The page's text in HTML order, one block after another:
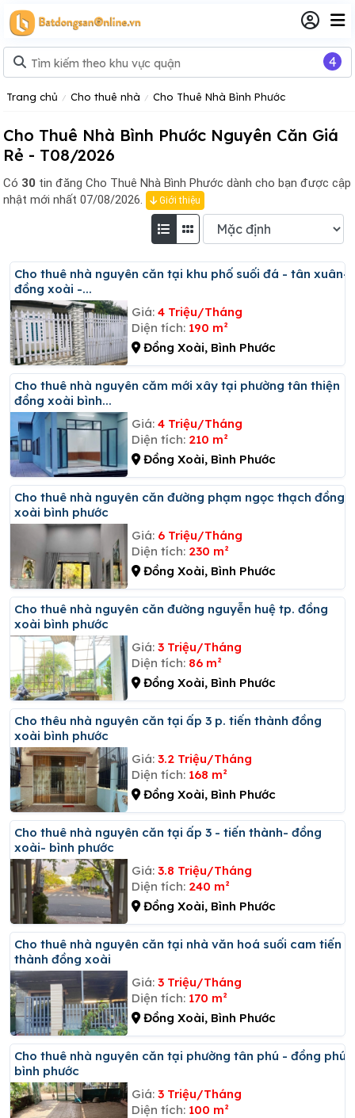
Trang chủ Cho thuê nhà Cho Thuê Nhà Bình Phước
Cho Thuê Nhà Bình Phước Nguyên Căn Giá
Rẻ - T08/2026
Có 30 tin đăng Cho Thuê Nhà Bình Phước dành cho bạn được cập
nhật mới nhất 07/08/2026.
Giới thiệu
Cho thuê nhà nguyên căn tại khu phố suối đá - tân xuân-
đồng xoài -...
Giá: 4 Triệu/Tháng
Diện tích: 190 m²
Đồng Xoài, Bình Phước
Cho thuê nhà nguyên căm mới xây tại phường tân thiện
đồng xoài bình...
Giá: 4 Triệu/Tháng
Diện tích: 210 m²
Đồng Xoài, Bình Phước
Cho thuê nhà nguyên căn đường phạm ngọc thạch đồng
xoài bình phước
Giá: 6 Triệu/Tháng
Diện tích: 230 m²
Đồng Xoài, Bình Phước
Cho thuê nhà nguyên căn đường nguyễn huệ tp. đồng
xoài bình phước
Giá: 3 Triệu/Tháng
Diện tích: 86 m²
Đồng Xoài, Bình Phước
Cho thêu nhà nguyên căn tại ấp 3 p. tiến thành đồng
xoài bình phước
Giá: 3.2 Triệu/Tháng
Diện tích: 168 m²
Đồng Xoài, Bình Phước
Cho thuê nhà nguyên căn tại ấp 3 - tiến thành- đồng
xoài- bình phước
Giá: 3.8 Triệu/Tháng
Diện tích: 240 m²
Đồng Xoài, Bình Phước
Cho thuê nhà nguyên căn tại nhà văn hoá suối cam tiến
thành đồng xoài
Giá: 3 Triệu/Tháng
Diện tích: 170 m²
Đồng Xoài, Bình Phước
Cho thuê nhà nguyên căn tại phường tân phú - đồng phú
bình phước
Giá: 3 Triệu/Tháng
Diện tích: 100 m²
4